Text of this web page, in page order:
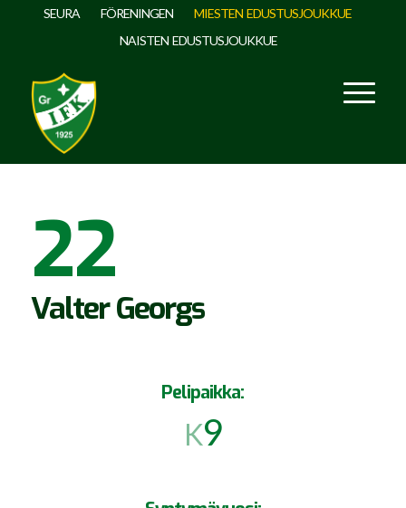
SEURA FÖRENINGEN
MIESTEN EDUSTUSJOUKKUE
NAISTEN EDUSTUSJOUKKUE
22
Valter Georgs
Pelipaikka:
K9